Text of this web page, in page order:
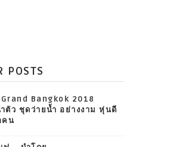
POSTS
Bangkok 2018
ตัว ชุดว่ายน้ำ อย่างงาม หุ่นดี
คน